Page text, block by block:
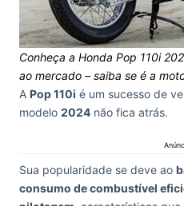
Conheça a Honda Pop 110i
ao mercado – saiba se é a
A Pop 110i é um sucesso de
modelo 2024 não fica atrás.
Sua popularidade se deve ao
consumo de combustível